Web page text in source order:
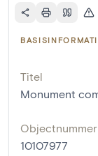
Titel
Monument
Objectnummer
10107977